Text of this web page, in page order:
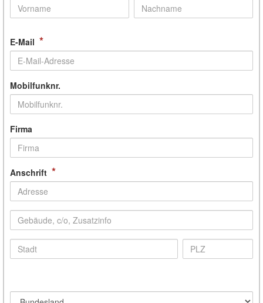
E-Mail *
Mobilfunknr.
Firma
Anschrift *